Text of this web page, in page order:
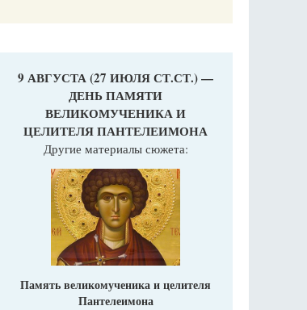
9 АВГУСТА (27 ИЮЛЯ СТ.СТ.) —
ДЕНЬ ПАМЯТИ
ВЕЛИКОМУЧЕНИКА И
ЦЕЛИТЕЛЯ ПАНТЕЛЕИМОНА
Другие материалы сюжета:
Память великомученика и целителя
Пантелеимона